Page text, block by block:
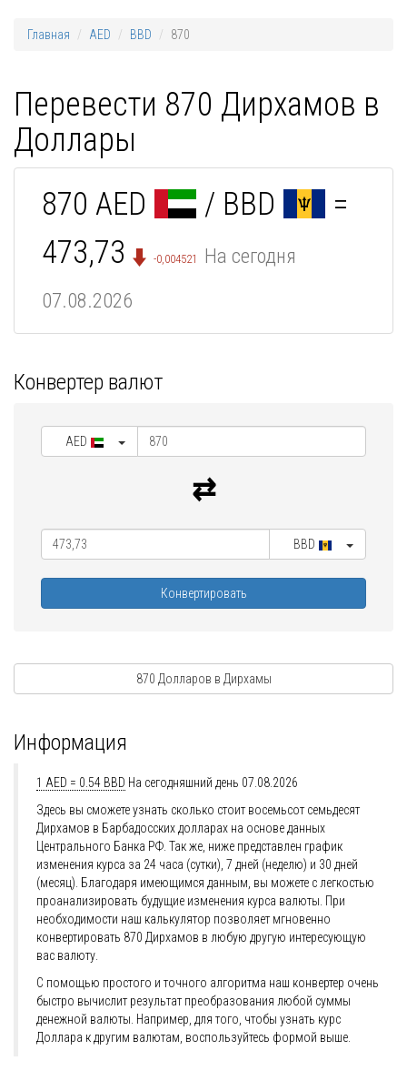
Главная AED BBD 870
Перевести 870 Дирхамов в
Доллары
870 AED / BBD
=
473,73
-0,004521
На сегодня
07.08.2026
Конвертер валют
AED
BBD
Конвертировать
870 Долларов в Дирхамы
Информация
1 AED = 0.54 BBD На сегодняшний день 07.08.2026
Здесь вы сможете узнать сколько стоит восемьсот семьдесят
Дирхамов в Барбадосских долларах на основе данных
Центрального Банка РФ. Так же, ниже представлен график
изменения курса за 24 часа (сутки), 7 дней (неделю) и 30 дней
(месяц). Благодаря имеющимся данным, вы можете с легкостью
проанализировать будущие изменения курса валюты. При
необходимости наш калькулятор позволяет мгновенно
конвертировать 870 Дирхамов в любую другую интересующую
вас валюту.
С помощью простого и точного алгоритма наш конвертер очень
быстро вычислит результат преобразования любой суммы
денежной валюты. Например, для того, чтобы узнать курс
Доллара к другим валютам, воспользуйтесь формой выше.